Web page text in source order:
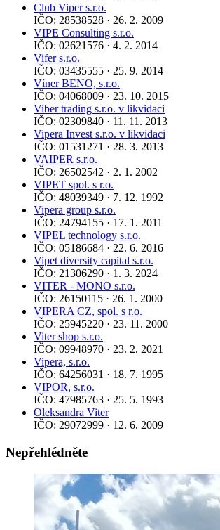
Club Viper s.r.o.
IČO: 28538528 · 26. 2. 2009
VIPE Consulting s.r.o.
IČO: 02621576 · 4. 2. 2014
Vifer s.r.o.
IČO: 03435555 · 25. 9. 2014
Víner BENO, s.r.o.
IČO: 04068009 · 23. 10. 2015
Viber trading s.r.o. v likvidaci
IČO: 02309840 · 11. 11. 2013
Vipera Invest s.r.o. v likvidaci
IČO: 01531271 · 28. 3. 2013
VAIPER s.r.o.
IČO: 26502542 · 2. 1. 2002
VIPET spol. s r.o.
IČO: 48039349 · 7. 12. 1992
Vipera group s.r.o.
IČO: 24794155 · 17. 1. 2011
VIPEL technology s.r.o.
IČO: 05186684 · 22. 6. 2016
Vipet diversity capital s.r.o.
IČO: 21306290 · 1. 3. 2024
VITER - MONO s.r.o.
IČO: 26150115 · 26. 1. 2000
VIPERA CZ, spol. s r.o.
IČO: 25945220 · 23. 11. 2000
Viter shop s.r.o.
IČO: 09948970 · 23. 2. 2021
Vipera, s.r.o.
IČO: 64256031 · 18. 7. 1995
VIPOR, s.r.o.
IČO: 47985763 · 25. 5. 1993
Oleksandra Viter
IČO: 29072999 · 12. 6. 2009
Nepřehlédněte